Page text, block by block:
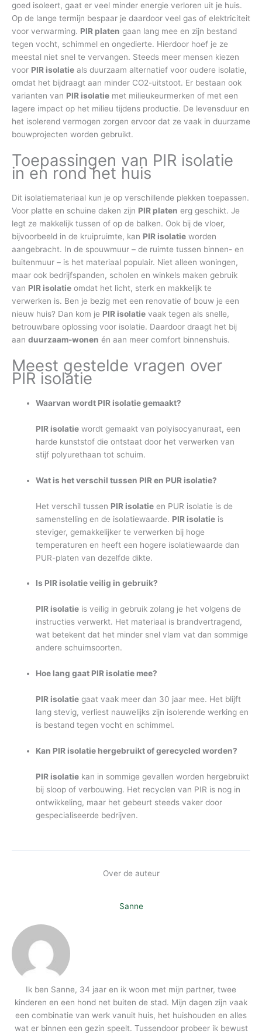
goed isoleert, gaat er veel minder energie verloren uit je huis.
Op de lange termijn bespaar je daardoor veel gas of elektriciteit
voor verwarming. PIR platen gaan lang mee en zijn bestand
tegen vocht, schimmel en ongedierte. Hierdoor hoef je ze
meestal niet snel te vervangen. Steeds meer mensen kiezen
voor PIR isolatie als duurzaam alternatief voor oudere isolatie,
omdat het bijdraagt aan minder CO2-uitstoot. Er bestaan ook
varianten van PIR isolatie met milieukeurmerken of met een
lagere impact op het milieu tijdens productie. De levensduur en
het isolerend vermogen zorgen ervoor dat ze vaak in duurzame
bouwprojecten worden gebruikt.
Toepassingen van PIR isolatie
in en rond het huis
Dit isolatiemateriaal kun je op verschillende plekken toepassen.
Voor platte en schuine daken zijn PIR platen erg geschikt. Je
legt ze makkelijk tussen of op de balken. Ook bij de vloer,
bijvoorbeeld in de kruipruimte, kan PIR isolatie worden
aangebracht. In de spouwmuur – de ruimte tussen binnen- en
buitenmuur – is het materiaal populair. Niet alleen woningen,
maar ook bedrijfspanden, scholen en winkels maken gebruik
van PIR isolatie omdat het licht, sterk en makkelijk te
verwerken is. Ben je bezig met een renovatie of bouw je een
nieuw huis? Dan kom je PIR isolatie vaak tegen als snelle,
betrouwbare oplossing voor isolatie. Daardoor draagt het bij
aan duurzaam-wonen én aan meer comfort binnenshuis.
Meest gestelde vragen over
PIR isolatie
Waarvan wordt PIR isolatie gemaakt?
PIR isolatie wordt gemaakt van polyisocyanuraat, een
harde kunststof die ontstaat door het verwerken van
stijf polyurethaan tot schuim.
Wat is het verschil tussen PIR en PUR isolatie?
Het verschil tussen PIR isolatie en PUR isolatie is de
samenstelling en de isolatiewaarde. PIR isolatie is
steviger, gemakkelijker te verwerken bij hoge
temperaturen en heeft een hogere isolatiewaarde dan
PUR-platen van dezelfde dikte.
Is PIR isolatie veilig in gebruik?
PIR isolatie is veilig in gebruik zolang je het volgens de
instructies verwerkt. Het materiaal is brandvertragend,
wat betekent dat het minder snel vlam vat dan sommige
andere schuimsoorten.
Hoe lang gaat PIR isolatie mee?
PIR isolatie gaat vaak meer dan 30 jaar mee. Het blijft
lang stevig, verliest nauwelijks zijn isolerende werking en
is bestand tegen vocht en schimmel.
Kan PIR isolatie hergebruikt of gerecycled worden?
PIR isolatie kan in sommige gevallen worden hergebruikt
bij sloop of verbouwing. Het recyclen van PIR is nog in
ontwikkeling, maar het gebeurt steeds vaker door
gespecialiseerde bedrijven.
Over de auteur
Sanne
Ik ben Sanne, 34 jaar en ik woon met mijn partner, twee
kinderen en een hond net buiten de stad. Mijn dagen zijn vaak
een combinatie van werk vanuit huis, het huishouden en alles
wat er binnen een gezin speelt. Tussendoor probeer ik bewust